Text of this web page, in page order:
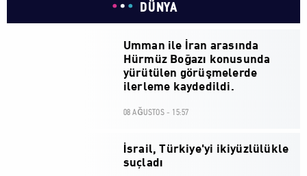
DÜNYA
Umman ile İran arasında
Hürmüz Boğazı konusunda
yürütülen görüşmelerde
ilerleme kaydedildi.
08 AĞUSTOS - 15:57
İsrail, Türkiye'yi ikiyüzlülükle
suçladı